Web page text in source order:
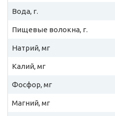
Вода, г.
Пищевые волокна, г.
Натрий, мг
Калий, мг
Фосфор, мг
Магний, мг